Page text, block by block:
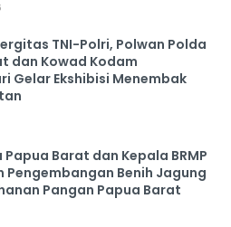
TNI-Polri, Polwan Polda
dan Kowad Kodam
Gelar Ekshibisi Menembak
Barat dan Kepala BRMP
Pengembangan Benih Jagung
Pangan Papua Barat